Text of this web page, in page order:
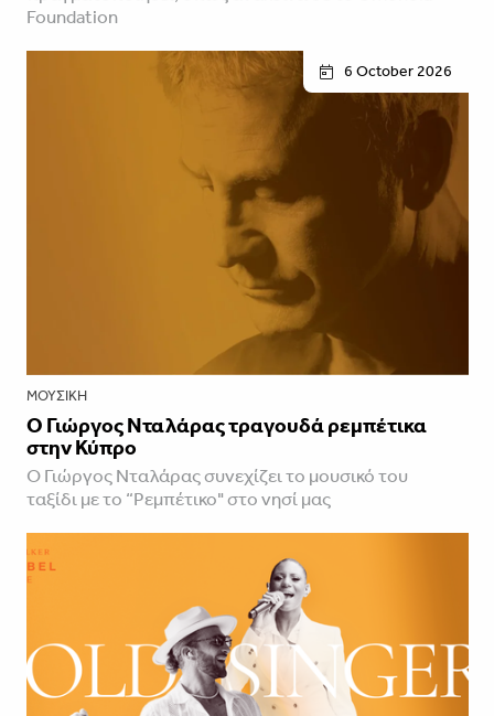
Foundation
6 October 2026
ΜΟΥΣΙΚΉ
Ο Γιώργος Νταλάρας τραγουδά ρεμπέτικα
στην Κύπρο
Ο Γιώργος Νταλάρας συνεχίζει το μουσικό του
ταξίδι με το “Ρεμπέτικο" στο νησί μας